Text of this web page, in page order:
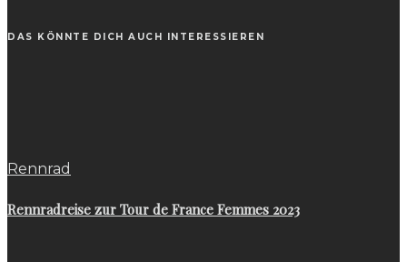
DAS KÖNNTE DICH AUCH INTERESSIEREN
Rennrad
Rennradreise zur Tour de France Femmes 2023